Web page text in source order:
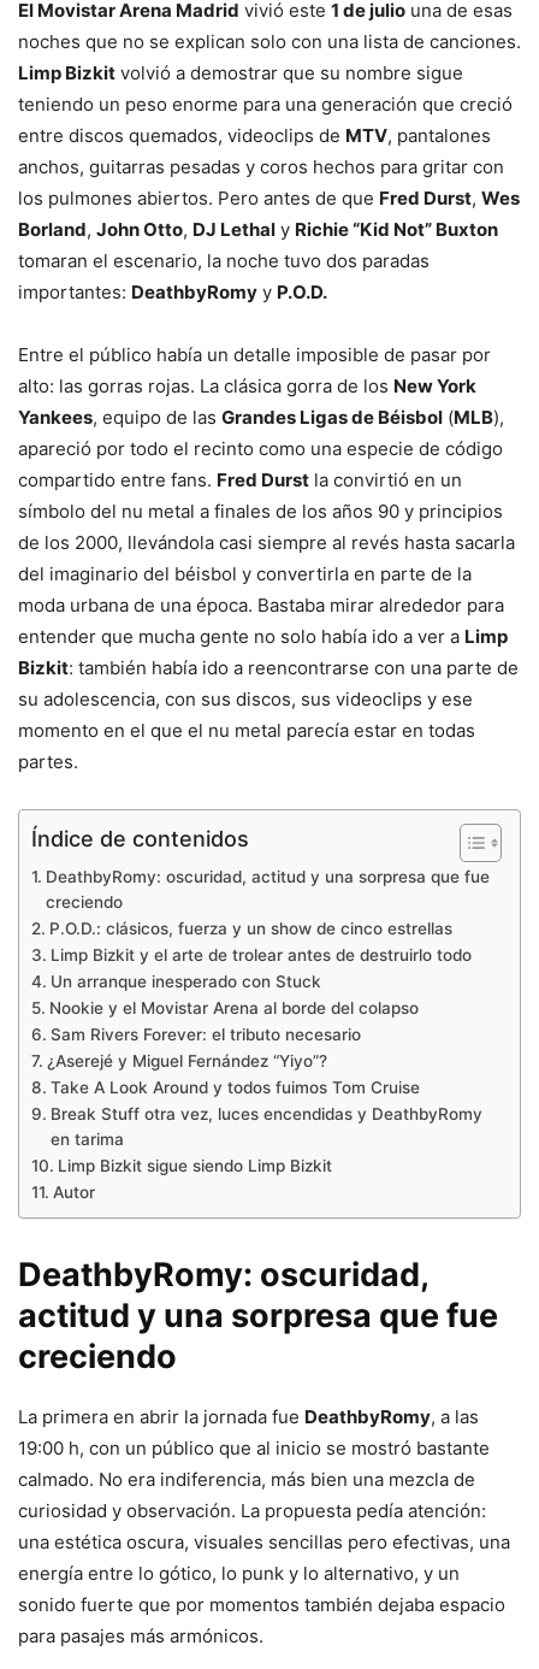
El Movistar Arena Madrid vivió este 1 de julio una de esas
noches que no se explican solo con una lista de canciones.
Limp Bizkit volvió a demostrar que su nombre sigue
teniendo un peso enorme para una generación que creció
entre discos quemados, videoclips de MTV, pantalones
anchos, guitarras pesadas y coros hechos para gritar con
los pulmones abiertos. Pero antes de que Fred Durst, Wes
Borland, John Otto, DJ Lethal y Richie “Kid Not” Buxton
tomaran el escenario, la noche tuvo dos paradas
importantes: DeathbyRomy y P.O.D.
Entre el público había un detalle imposible de pasar por
alto: las gorras rojas. La clásica gorra de los New York
Yankees, equipo de las Grandes Ligas de Béisbol (MLB),
apareció por todo el recinto como una especie de código
compartido entre fans. Fred Durst la convirtió en un
símbolo del nu metal a finales de los años 90 y principios
de los 2000, llevándola casi siempre al revés hasta sacarla
del imaginario del béisbol y convertirla en parte de la
moda urbana de una época. Bastaba mirar alrededor para
entender que mucha gente no solo había ido a ver a Limp
Bizkit: también había ido a reencontrarse con una parte de
su adolescencia, con sus discos, sus videoclips y ese
momento en el que el nu metal parecía estar en todas
partes.
Índice de contenidos
DeathbyRomy: oscuridad, actitud y una sorpresa que fue
creciendo
P.O.D.: clásicos, fuerza y un show de cinco estrellas
Limp Bizkit y el arte de trolear antes de destruirlo todo
Un arranque inesperado con Stuck
Nookie y el Movistar Arena al borde del colapso
Sam Rivers Forever: el tributo necesario
¿Aserejé y Miguel Fernández “Yiyo”?
Take A Look Around y todos fuimos Tom Cruise
Break Stuff otra vez, luces encendidas y DeathbyRomy
en tarima
Limp Bizkit sigue siendo Limp Bizkit
Autor
DeathbyRomy: oscuridad,
actitud y una sorpresa que fue
creciendo
La primera en abrir la jornada fue DeathbyRomy, a las
19:00 h, con un público que al inicio se mostró bastante
calmado. No era indiferencia, más bien una mezcla de
curiosidad y observación. La propuesta pedía atención:
una estética oscura, visuales sencillas pero efectivas, una
energía entre lo gótico, lo punk y lo alternativo, y un
sonido fuerte que por momentos también dejaba espacio
para pasajes más armónicos.